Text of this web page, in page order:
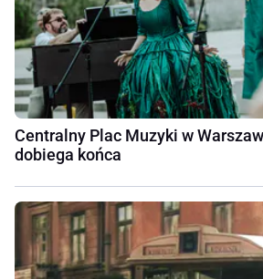
Centralny Plac Muzyki w
dobiega końca